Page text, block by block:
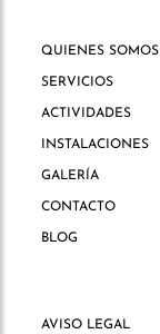
QUIENES SOMOS
SERVICIOS
ACTIVIDADES
INSTALACIONES
GALERÍA
CONTACTO
BLOG
AVISO LEGAL